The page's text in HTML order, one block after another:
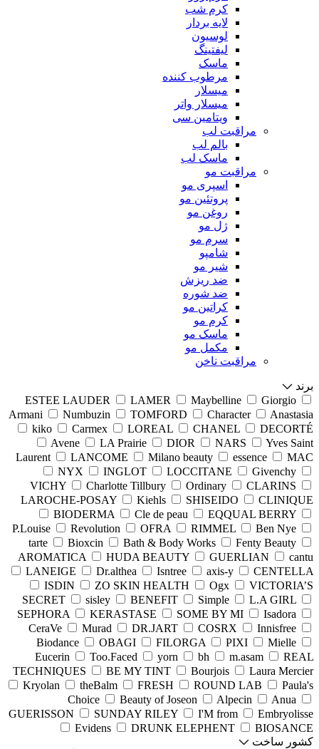
کرم شب
لایه بردار
لوسیون
لیفتینگ
ماسک
مرطوب کننده
میسلار
میسلار واتر
ویتامین سی
مراقبت لب
بالم لب
ماسک لب
مراقبت مو
اسپری مو
پروتئین مو
روغن مو
ژل مو
سرم مو
شامپو
شیر مو
ضد ریزش
ضد شوره
کراتین مو
کرم مو
ماسک مو
مکمل مو
مراقبت ناخن
برند
ESTEE LAUDER
LAMER Maybelline
Giorgio
Armani
Numbuzin TOMFORD Character
Anastasia
kiko
Carmex LOREAL CHANEL
DECORTÉ
Avene
LA Prairie DIOR NARS
Yves Saint
Laurent
LANCOME Milano beauty essence
MAC
NYX
INGLOT LOCCITANE
Givenchy
VICHY
Charlotte Tillbury Ordinary
CLARINS
LAROCHE-POSAY
Kiehls SHISEIDO
CLINIQUE
BIODERMA
Cle de peau
EQQUAL BERRY
P.Louise
Revolution OFRA RIMMEL
Ben Nye
tarte
Bioxcin Bath & Body Works
Fenty Beauty
AROMATICA
HUDA BEAUTY GUERLIAN
cantu
LANEIGE
Dr.althea Isntree axis-y
CENTELLA
ISDIN
ZO SKIN HEALTH Ogx
VICTORIA’S
SECRET
sisley BENEFIT Simple
L.A GIRL
SEPHORA
KERASTASE SOME BY MI
Isadora
CeraVe
Murad DR.JART COSRX
Innisfree
Biodance
OBAGI FILORGA PIXI
Mielle
Eucerin
Too.Faced yorn bh m.asam
REAL
TECHNIQUES
BE MY TINT Bourjois
Laura Mercier
Kryolan
theBalm FRESH ROUND LAB
Paula's
Choice
Beauty of Joseon Alpecin
Anua
GUERISSON
SUNDAY RILEY I'M from
Embryolisse
Evidens
DRUNK ELEPHENT
BIOSANCE
کشور ساخت